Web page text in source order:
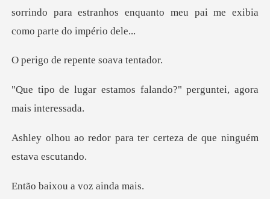
sorrindo para estranhos enquanto meu
repente so
mos falando?" perguntei
ara ter certeza de que
ou a voz a